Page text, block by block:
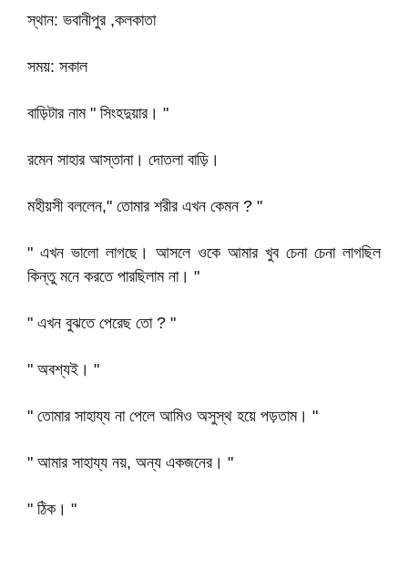
স্থান: ভবানীপুর ,কলকাতা
সময়: সকাল
বাড়িটার নাম " সিংহদুয়ার। "
রমেন সাহার আস্তানা। দোতলা বাড়ি।
মহীয়সী বললেন," তোমার শরীর এখন কেমন ? "
" এখন ভালো লাগছে। আসলে ওকে আমার খুব চেনা চেনা লাগছিল
কিন্তু মনে করতে পারছিলাম না। "
" এখন বুঝতে পেরেছ তো ? "
" অবশ্যই। "
" তোমার সাহায্য না পেলে আমিও অসুস্থ হয়ে পড়তাম। "
" আমার সাহায্য নয়, অন্য একজনের। "
" ঠিক। "